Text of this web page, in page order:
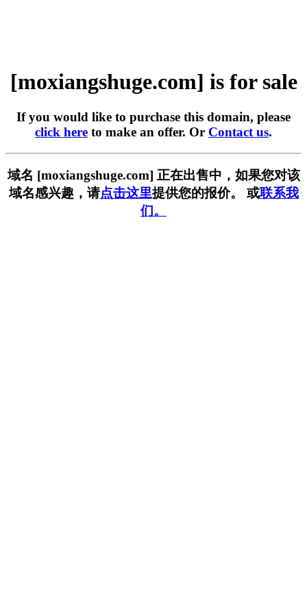
[moxiangshuge.com] is for sale
If you would like to purchase this domain, please
click here to make an offer. Or Contact us.
域名 [moxiangshuge.com] 正在出售中，如果您对该
域名感兴趣，请点击这里提供您的报价。 或联系我
们。